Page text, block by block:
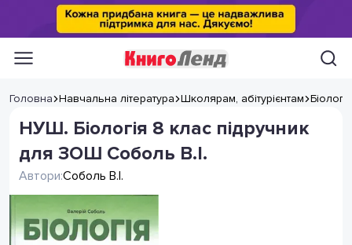
Головна Навчальна література Школярам, абітурієнтам Біологія
НУШ. Біологія 8 клас підручник
для ЗОШ Соболь В.І.
Автори:Соболь В.І.